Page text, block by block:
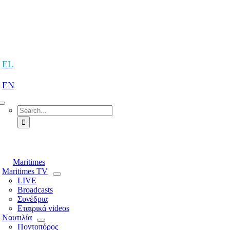
EL
EN
Search
for:
Maritimes
Maritimes TV
LIVE
Broadcasts
Συνέδρια
Εταιρικά videos
Ναυτιλία
Ποντοπόρος